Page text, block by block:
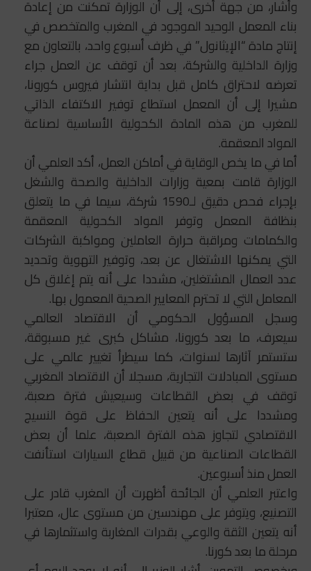
وأشار، من جهة أخرى، إلى أن الوزارة تمكنت من إعادة
بناء المعمل الوحيد الموجود في المغرب والمتخصص في
إنتاج مادة “الإيثانول” في ظرف أسبوع واحد، بالتعاون مع
وزارة الداخلية والشركة، بعد أن توقف عن العمل جراء
تعرضه لاحتراق كامل قبل بداية انتشار فيروس كورونا،
مشيرا إلى أن المعمل استطاع توفير الاكتفاء الذاتي
للمغرب من هذه المادة الكحولية الأساسية لصناعة
المواد المعقمة.
أما في ما يخص الوقاية في أماكن العمل، أكد العلمي أن
الوزارة قامت بمعية وزارات الداخلية والصحة والشغل
بإجراء فحص دقيق لـ1590 شركة، سيما في ما يتعلق
بنظافة المعمل وتوفر المواد الكحولية المعقمة
والكمامات ومراقبة حرارة العاملين ومواكبة الشركات
التي يمكنها الاشتغال عن بعد، وتوفير التهوية وتحديد
عدد العمال المشتغلين، مشددا على أنه يتم إغلاق كل
المعامل التي لا تحترم المعايير الصحية المعمول بها.
وسجل المسؤول الحكومي أن الاقتصاد العالمي
سيعرف، ما بعد كورونا، مشاكل كبرى غير مسبوقة،
ستستمر آثارها لسنوات، كما سيطرأ تغيير عالمي على
مستوى المبادلات التجارية، مسجلا أن الاقتصاد المغربي
توقف في بعض القطاعات وسيعيش فترة صعبة،
ومشددا على أنه يتعين الحفاظ على قوة النسيج
الاقتصادي لتجاوز هذه الفترة الصعبة، علما أن بعض
القطاعات الصناعية من قبيل قطاع السيارات استأنفت
العمل منذ أسبوعين.
واعتبر العلمي أن الجائحة أظهرت أن المغرب قادر على
التصنيع، ويتوفر على مهندسين من مستوى عال، معتبرا
أنه يتعين الثقة والوعي بقدرات المغاربة واستثمارها في
مرحلة ما بعد كورنا.